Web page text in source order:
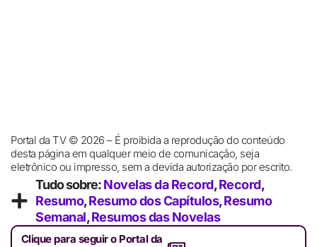
Portal da TV © 2026 – É proibida a reprodução do conteúdo
desta página em qualquer meio de comunicação, seja
eletrônico ou impresso, sem a devida autorização por escrito.
Tudo sobre:Novelas da Record,Record,
Resumo,Resumo dos Capítulos,Resumo
Semanal,Resumos das Novelas
Clique para seguir o Portal da